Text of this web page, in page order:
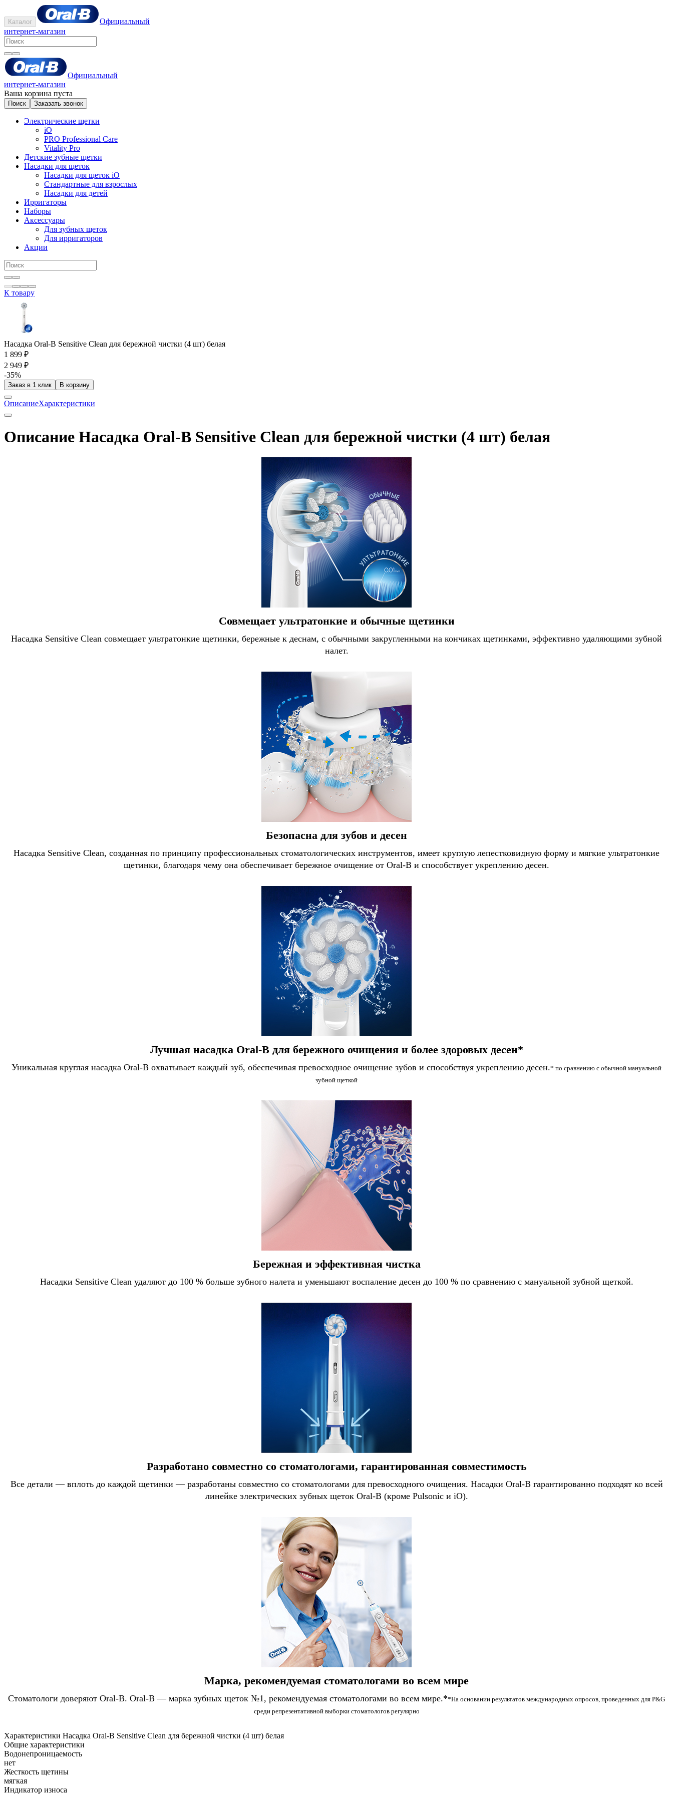
Каталог
Официальный
интернет-магазин
Официальный
интернет-магазин
Ваша корзина пуста
Поиск Заказать звонок
Электрические щетки
iO
PRO Professional Care
Vitality Pro
Детские зубные щетки
Насадки для щеток
Насадки для щеток iO
Стандартные для взрослых
Насадки для детей
Ирригаторы
Наборы
Аксессуары
Для зубных щеток
Для ирригаторов
Акции
К товару
Насадка Oral-B Sensitive Clean для бережной чистки (4 шт) белая
1 899 ₽
2 949 ₽
-35%
Заказ в 1 клик В корзину
ОписаниеХарактеристики
Описание Насадка Oral-B Sensitive Clean для бережной чистки (4 шт) белая
Совмещает ультратонкие и обычные щетинки
Насадка Sensitive Clean совмещает ультратонкие щетинки, бережные к деснам, с обычными закругленными на кончиках щетинками, эффективно удаляющими зубной
налет.
Безопасна для зубов и десен
Насадка Sensitive Clean, созданная по принципу профессиональных стоматологических инструментов, имеет круглую лепестковидную форму и мягкие ультратонкие
щетинки, благодаря чему она обеспечивает бережное очищение от Oral-B и способствует укреплению десен.
Лучшая насадка Oral-B для бережного очищения и более здоровых десен*
Уникальная круглая насадка Oral-B охватывает каждый зуб, обеспечивая превосходное очищение зубов и способствуя укреплению десен.* по сравнению с обычной мануальной
зубной щеткой
Бережная и эффективная чистка
Насадки Sensitive Clean удаляют до 100 % больше зубного налета и уменьшают воспаление десен до 100 % по сравнению с мануальной зубной щеткой.
Разработано совместно со стоматологами, гарантированная совместимость
Все детали — вплоть до каждой щетинки — разработаны совместно со стоматологами для превосходного очищения. Насадки Oral-B гарантированно подходят ко всей
линейке электрических зубных щеток Oral-B (кроме Pulsonic и iO).
Марка, рекомендуемая стоматологами во всем мире
Стоматологи доверяют Oral-B. Oral-B — марка зубных щеток №1, рекомендуемая стоматологами во всем мире.**На основании результатов международных опросов, проведенных для P&G
среди репрезентативной выборки стоматологов регулярно
Характеристики Насадка Oral-B Sensitive Clean для бережной чистки (4 шт) белая
Общие характеристики
Водонепроницаемость
нет
Жесткость щетины
мягкая
Индикатор износа